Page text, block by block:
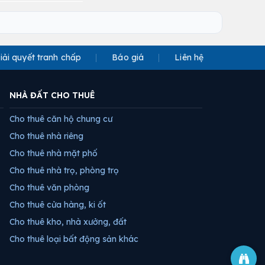
quyết tranh chấp Báo giá Liên hệ
NHÀ ĐẤT CHO THUÊ
Cho thuê căn hộ chung cư
Cho thuê nhà riêng
Cho thuê nhà mặt phố
Cho thuê nhà trọ, phòng trọ
Cho thuê văn phòng
Cho thuê cửa hàng, ki ốt
Cho thuê kho, nhà xưởng, đất
Cho thuê loại bất động sản khác